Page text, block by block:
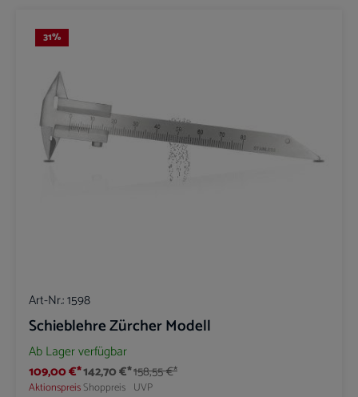
31%
Art-Nr.:1598
Schieblehre Zürcher Modell
Ab Lager verfügbar
109,00 €*
Aktionspreis
142,70 €*
Shoppreis
158,55 €*
UVP